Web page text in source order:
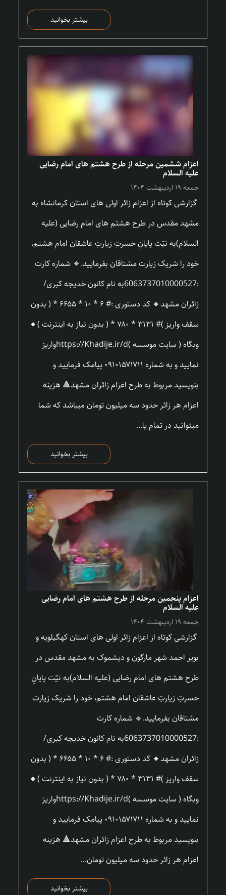
بیشتر بخوانید
اعزام ششمین مرحله از طرح هشتم های امام رضایی
علیه السلام
جمعه ۱۹ اردیبهشت ۱۴۰۴
گزارشی کوتاه از اعزام زائر اولی های استان کرمانشاه به
مشهد مقدس در طرح هشتم های امام رضایی (علیه
السلام)به نیّت پایانِ حسرتِ زیارتِ عاشقان امام هشتم،
خود را شریک زیارت مشتاقان بفرمایید.🔸 شماره کارت
:6063737010000527به نام کانون خدیجه کبری/
زائران مشهد🔸 کد دستوری :# ۶ * ۱۰ * ۶۶۵۵ * ( بدون
سقف واریز )# ۳۱۳۱ * ۷۸۰ * ( بدون نیاز به اینترنت )🔸
وبگاه ( سایت موسسه )https://Khadije.ir/dواریز
نمایید و به شماره ۰۹۱۰۱۵۷۱۷۱۱ پیامک فرمایید و
بنویسید مربوط به طرح اعزام زائران مشهد🔺 هزینه
اعزام هر زائر حدود سه میلیون تومان میباشد که شما
میتوانید در تمام یا...
بیشتر بخوانید
اعزام پنجمین مرحله از طرح هشتم های امام رضایی
علیه السلام
جمعه ۱۹ اردیبهشت ۱۴۰۴
گزارشی کوتاه از اعزام زائر اولی های استان کهگیلویه و
بویر احمد شهر مارگون و دیشموک به مشهد مقدس در
طرح هشتم های امام رضایی (علیه السلام)به نیّت پایانِ
حسرتِ زیارتِ عاشقان امام هشتم، خود را شریک زیارت
مشتاقان بفرمایید.🔸 شماره کارت
:6063737010000527به نام کانون خدیجه کبری/
زائران مشهد🔸 کد دستوری :# ۶ * ۱۰ * ۶۶۵۵ * ( بدون
سقف واریز )# ۳۱۳۱ * ۷۸۰ * ( بدون نیاز به اینترنت )🔸
وبگاه ( سایت موسسه )https://Khadije.ir/dواریز
نمایید و به شماره ۰۹۱۰۱۵۷۱۷۱۱ پیامک فرمایید و
بنویسید مربوط به طرح اعزام زائران مشهد🔺 هزینه
اعزام هر زائر حدود سه میلیون تومان...
بیشتر بخوانید